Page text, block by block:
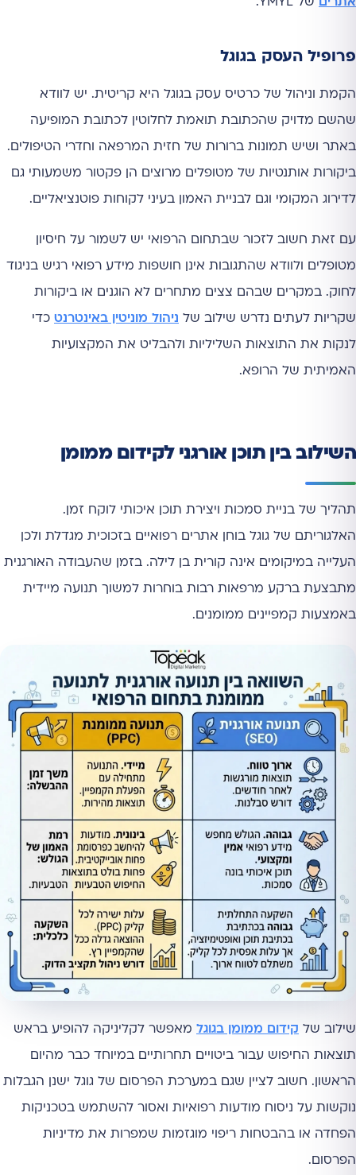
פרופיל העסק בגוגל
הקמת וניהול של כרטיס עסק בגוגל היא קריטית. יש לוודא
שהשם מדויק שהכתובת תואמת לחלוטין לכתובת המופיעה
באתר ושיש תמונות ברורות של חזית המרפאה וחדרי הטיפולים.
ביקורות אותנטיות של מטופלים מרוצים הן פקטור משמעותי גם
לדירוג המקומי וגם לבניית האמון בעיני לקוחות פוטנציאליים.
עם זאת חשוב לזכור שבתחום הרפואי יש לשמור על חיסיון
מטופלים ולוודא שהתגובות אינן חושפות מידע רפואי רגיש בניגוד
לחוק. במקרים שבהם צצים מתחרים לא הוגנים או ביקורות
שקריות לעתים נדרש שילוב של ניהול מוניטין באינטרנט כדי
לנקות את התוצאות השליליות ולהבליט את המקצועיות
האמיתית של הרופא.
השילוב בין תוכן אורגני לקידום ממומן
תהליך של בניית סמכות ויצירת תוכן איכותי לוקח זמן.
האלגוריתם של גוגל בוחן אתרים רפואיים בזכוכית מגדלת ולכן
העלייה במיקומים אינה קורית בן לילה. בזמן שהעבודה האורגנית
מתבצעת ברקע מרפאות רבות בוחרות למשוך תנועה מיידית
באמצעות קמפיינים ממומנים.
שילוב של קידום ממומן בגוגל מאפשר לקליניקה להופיע בראש
תוצאות החיפוש עבור ביטויים תחרותיים במיוחד כבר מהיום
הראשון. חשוב לציין שגם במערכת הפרסום של גוגל ישנן הגבלות
נוקשות על ניסוח מודעות רפואיות ואסור להשתמש בטכניקות
הפחדה או בהבטחות ריפוי מוגזמות שמפרות את מדיניות
הפרסום.